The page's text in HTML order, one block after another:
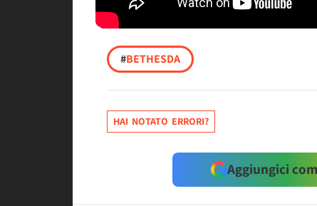
#BETHESDA
HAI NOTATO ERRORI?
Aggiungici